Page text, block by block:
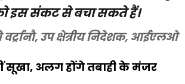
इस संकट से बचा सकते हैं।
वर्ट्रानौ, उप क्षेत्रीय निदेशक, आईएलओ
सूखा, अलग होंगे तबाही के मंजर